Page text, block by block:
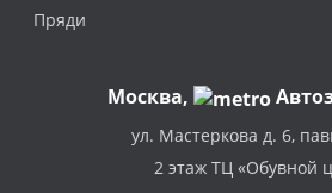
Пряди
Москва,
ул. Мастеркова д. 6,
2 этаж ТЦ «Обувной